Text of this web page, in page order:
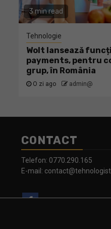
3 min read
Tehnologie
Wolt lansează
payments, pentru
grup, în România
O zi ago admin@
CONTACT
Telefon: 0770.290.165
E-mail: